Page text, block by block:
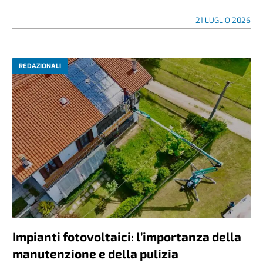
21 LUGLIO 2026
REDAZIONALI
Impianti fotovoltaici: l’importanza della
manutenzione e della pulizia